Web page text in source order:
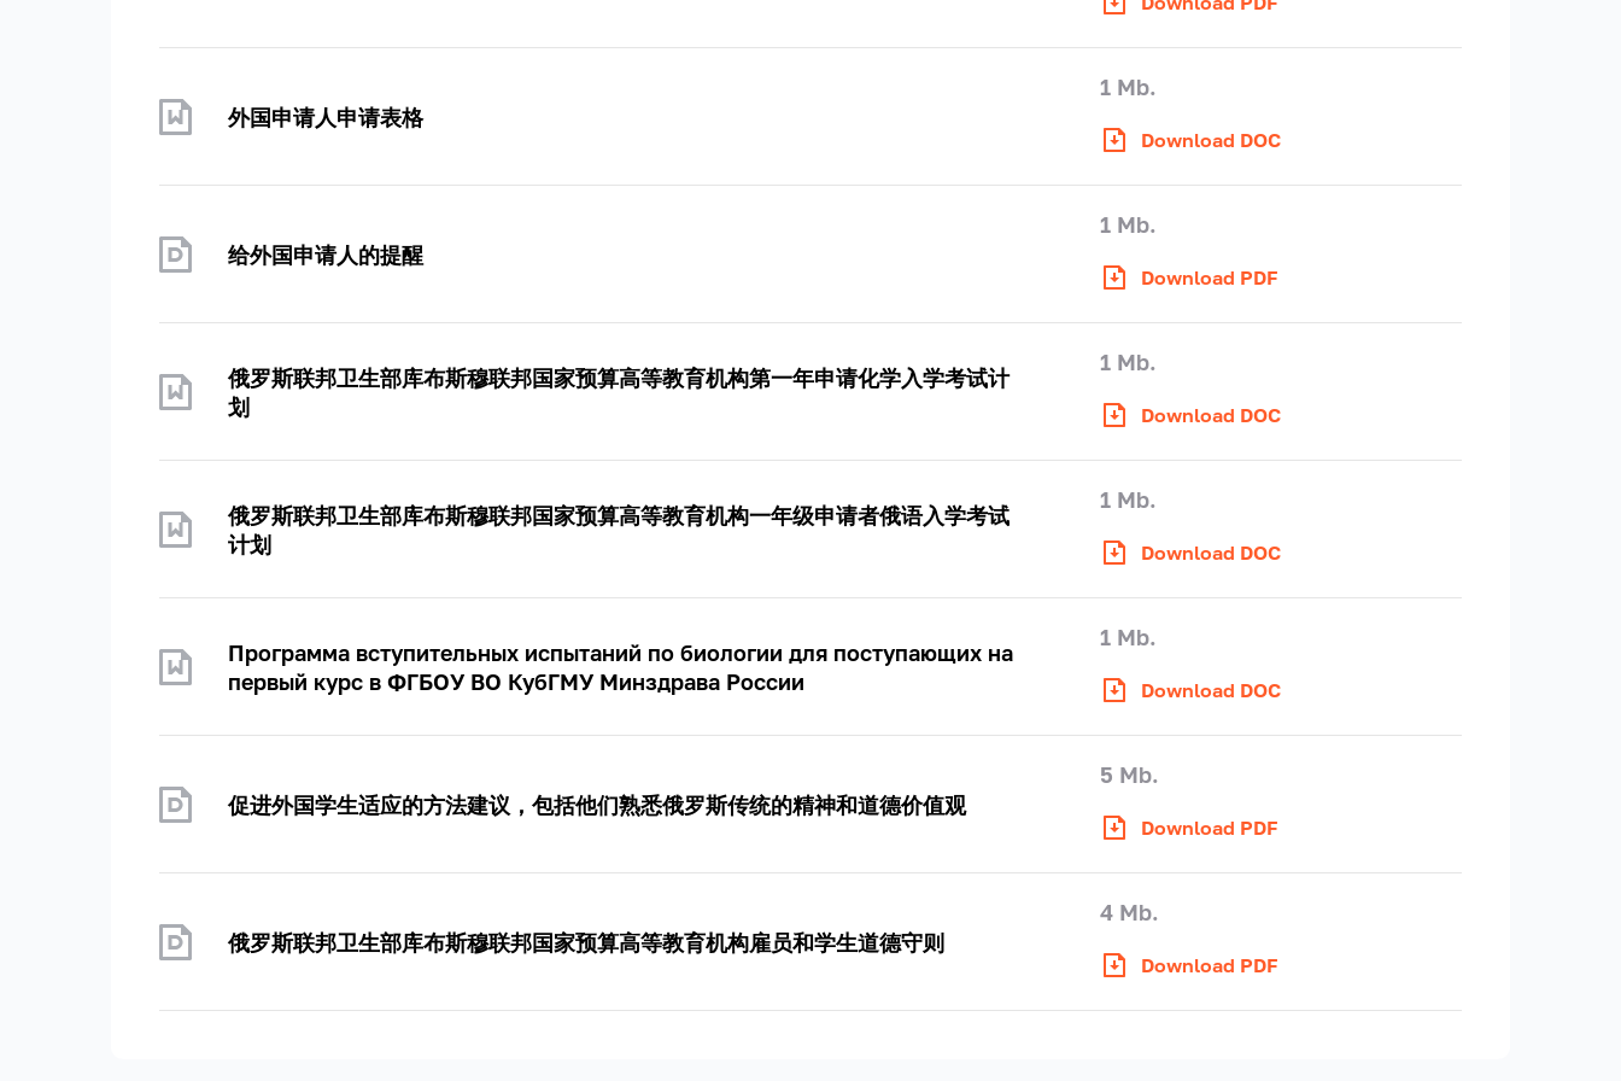
外国申请人申请表格
Download DOC
1 Mb.
给外国申请人的提醒
Download PDF
1 Mb.
俄罗斯联邦卫生部库布斯穆联邦国家预算高等教育机构第一年申请化学入学考试计
划
Download DOC
1 Mb.
俄罗斯联邦卫生部库布斯穆联邦国家预算高等教育机构一年级申请者俄语入学考试
计划
Download DOC
1 Mb.
Программа вступительных испытаний по биологии для поступающих на
первый курс в ФГБОУ ВО КубГМУ Минздрава России
Download DOC
1 Mb.
促进外国学生适应的方法建议，包括他们熟悉俄罗斯传统的精神和道德价值观
Download PDF
5 Mb.
俄罗斯联邦卫生部库布斯穆联邦国家预算高等教育机构雇员和学生道德守则
Download PDF
4 Mb.